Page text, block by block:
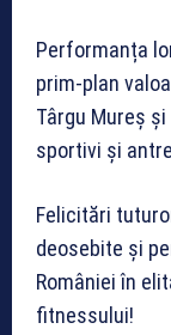
Performanța
prim-plan
Târgu Mureș
sportivi și
Felicitări
deosebite și
României în
fitnessului!